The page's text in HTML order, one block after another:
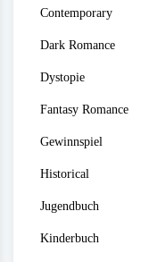
Contemporary
Dark Romance
Dystopie
Fantasy Romance
Gewinnspiel
Historical
Jugendbuch
Kinderbuch